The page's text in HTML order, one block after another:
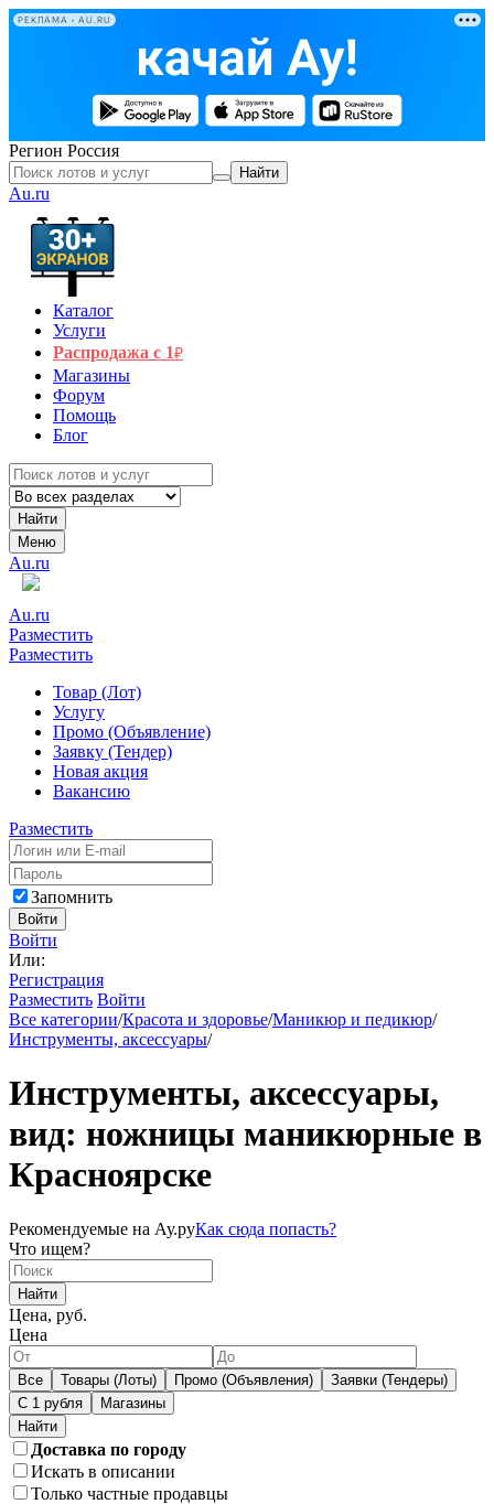
РЕКЛАМА • AU.RU
Регион Россия
Найти
Au.ru
Каталог
Услуги
Распродажа с 1₽
Магазины
Форум
Помощь
Блог
Найти
Меню
Au.ru
Au.ru
Разместить
Разместить
Товар (Лот)
Услугу
Промо (Объявление)
Заявку (Тендер)
Новая акция
Вакансию
Разместить
Запомнить
Войти
Войти
Или:
Регистрация
Разместить Войти
Все категории/Красота и здоровье/Маникюр и педикюр/
Инструменты, аксессуары/
Инструменты, аксессуары,
вид: ножницы маникюрные в
Красноярске
Рекомендуемые на Ау.руКак сюда попасть?
Что ищем?
Найти
Цена, руб.
Цена
Все Товары (Лоты) Промо (Объявления)
Заявки (Тендеры)
С 1 рубля
Магазины
Доставка по городу
Искать в описании
Только частные продавцы